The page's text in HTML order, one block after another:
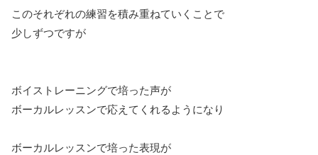
このそれぞれの練習を積み重ねていくことで
少しずつですが
ボイストレーニングで培った声が
ボーカルレッスンで応えてくれるようになり
ボーカルレッスンで培った表現が